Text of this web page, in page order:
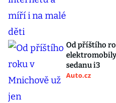
Od příštího
sedanu i3
Auto.cz